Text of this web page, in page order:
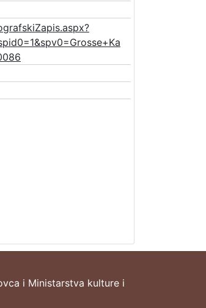
i Ministarstva kulture i